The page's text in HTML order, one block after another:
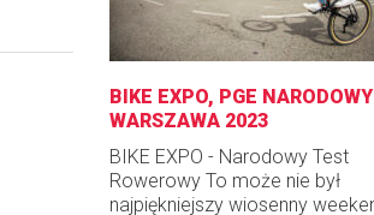
BIKE EXPO, PGE NARODOWY
WARSZAWA 2023
BIKE EXPO - Narodowy Test
Rowerowy To może nie był
najpiękniejszy wiosenny